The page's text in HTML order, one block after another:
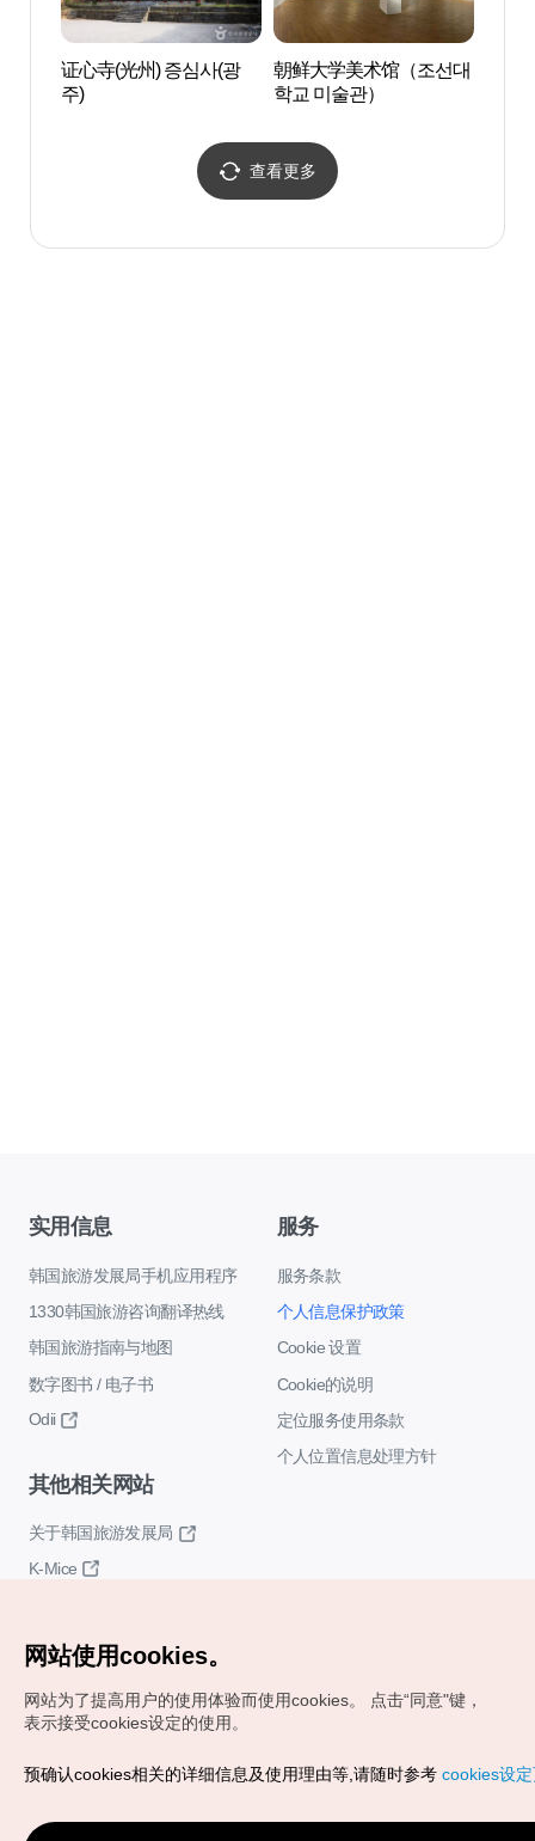
证心寺(光州) 증심사(광
주)
朝鲜大学美术馆（조선대
학교 미술관）
查看更多
实用信息
韩国旅游发展局手机应用程序
1330韩国旅游咨询翻译热线
韩国旅游指南与地图
数字图书 / 电子书
Odii
服务
服务条款
个人信息保护政策
Cookie 设置
Cookie的说明
定位服务使用条款
个人位置信息处理方针
其他相关网站
关于韩国旅游发展局
K-Mice
Copyrights (c) 韩国旅游发展局版权所有
VISITKOREA官方邮箱
网站使用cookies。
网站为了提高用户的使用体验而使用cookies。
点击“同意"键，
表示接受cookies设定的使用。
预确认cookies相关的详细信息及使用理由等,请随时参考 cookies设